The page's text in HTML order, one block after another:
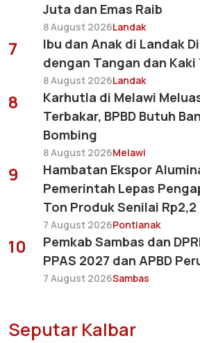
Juta dan Emas Raib
8 August 2026Landak
7
Ibu dan Anak di Landak
dengan Tangan dan
8 August 2026Landak
8
Karhutla di Melawi
Terbakar, BPBD Butuh
Bombing
8 August 2026Melawi
9
Hambatan Ekspor
Pemerintah Lepas
Ton Produk Senilai
7 August 2026Pontianak
10
Pemkab Sambas dan
PPAS 2027 dan APBD
7 August 2026Sambas
Seputar Kalbar